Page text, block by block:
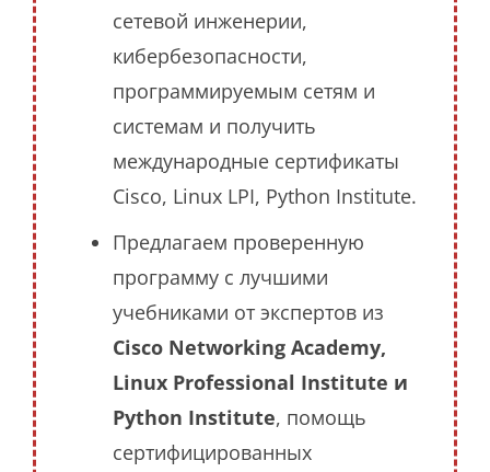
сетевой инженерии,
кибербезопасности,
программируемым сетям и
системам и получить
международные сертификаты
Cisco, Linux LPI, Python Institute.
Предлагаем проверенную
программу с лучшими
учебниками от экспертов из
Cisco Networking Academy,
Linux Professional Institute и
Python Institute, помощь
сертифицированных